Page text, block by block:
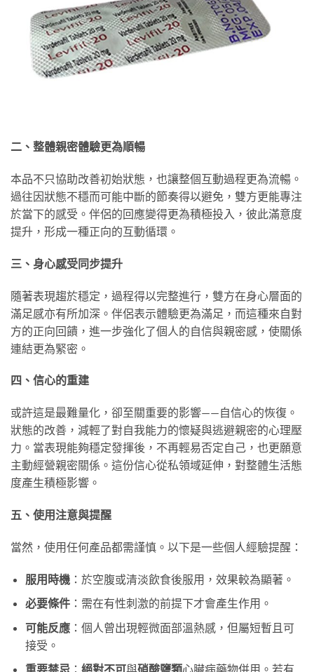
二、整體親密體驗更為順暢
本品不只協助改善初始狀態，也讓整個互動過程更為流暢。
過往因狀態不穩而可能中斷的節奏得以避免，雙方更能專注
於當下的感受。伴侶的回應變得更為積極投入，彼此滿意度
提升，形成一種正向的互動循環。
三、身心感受同步提升
隨著表現趨於穩定，過程得以完整進行，雙方在身心層面的
滿足感亦有所加深。伴侶表示體驗更為滿足，而這種來自對
方的正向回饋，進一步強化了個人的自信與親密感，使關係
連結更為緊密。
四、信心的重建
或許這是最難量化，卻至關重要的影響——自信心的恢復。
狀態的改善，減輕了對自我能力的懷疑與逃避親密的心理壓
力。當表現能夠穩定發揮後，不再輕易否定自己，也更願意
主動經營親密關係。這份信心從私領域延伸，對整體生活態
度產生積極影響。
五、使用注意與提醒
當然，使用任何產品都需謹慎。以下是一些個人經驗提醒：
服用時機：於空腹或清淡飲食後服用，效果較為顯著。
必要條件：需在有性刺激的前提下才會產生作用。
可能反應：個人曾出現輕微面部溫熱感，但屬短暫且可
接受。
重要禁忌： 絕對不可與硝酸鹽類心臟病藥物併用。若有